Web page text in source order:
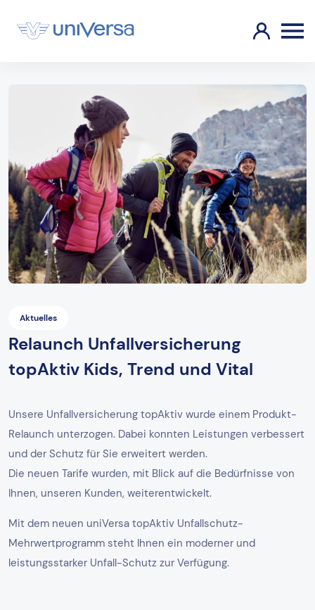
Aktuelles
Relaunch Unfallversicherung
topAktiv Kids, Trend und Vital
Unsere Unfallversicherung topAktiv wurde einem Produkt-
Relaunch unterzogen. Dabei konnten Leistungen verbessert
und der Schutz für Sie erweitert werden.
Die neuen Tarife wurden, mit Blick auf die Bedürfnisse von
Ihnen, unseren Kunden, weiterentwickelt.
Mit dem neuen uniVersa topAktiv Unfallschutz-
Mehrwertprogramm steht Ihnen ein moderner und
leistungsstarker Unfall-Schutz zur Verfügung.